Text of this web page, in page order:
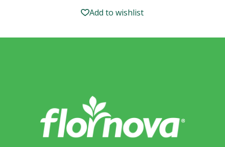
Add to wishlist